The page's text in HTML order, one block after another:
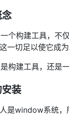
个构建工具，不
一切足以使它成
构建工具，还是
装
是window系统